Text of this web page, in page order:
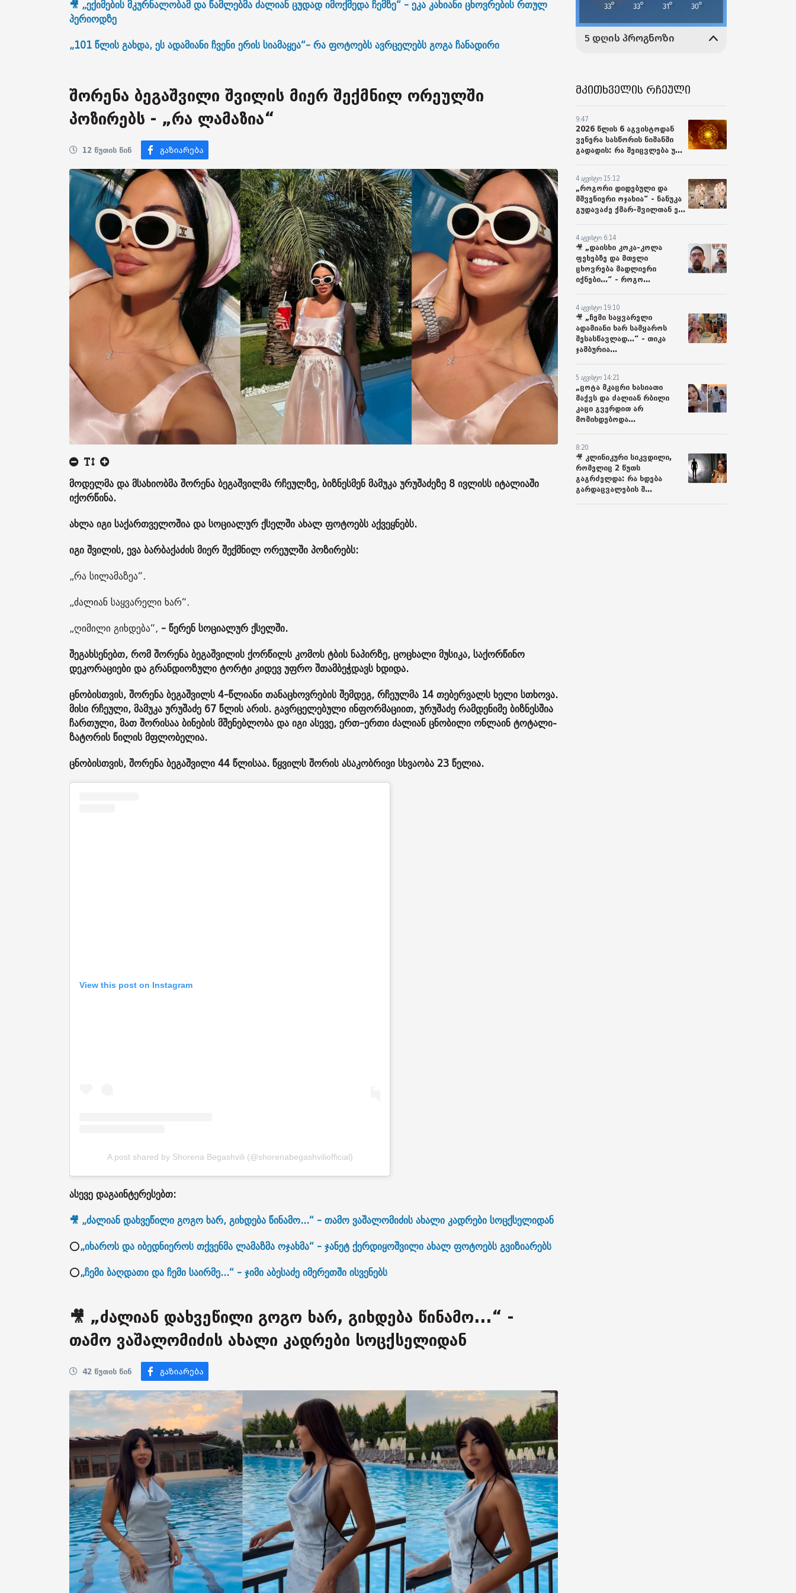
🎥 „ექიმების მკურნალობამ და წამლებმა ძალიან ცუდად იმოქმედა ჩემზე“ - ეკა კახიანი ცხოვრების რთულ
პერიოდზე
„101 წლის გახდა, ეს ადამიანი ჩვენი ერის სიამაყეა“- რა ფოტოებს ავრცელებს გოგა ჩანადირი
შორენა ბეგაშვილი შვილის მიერ შექმნილ ორეულში
პოზირებს - „რა ლამაზია“
12 წუთის წინ
მოდელმა და მსახიობმა შორენა ბეგაშვილმა რჩეულზე, ბიზნესმენ მამუკა ურუშაძეზე 8 ივლისს იტალიაში
იქორწინა.
ახლა იგი საქართველოშია და სოციალურ ქსელში ახალ ფოტოებს აქვეყნებს.
იგი შვილის, ევა ბარბაქაძის მიერ შექმნილ ორეულში პოზირებს:
„რა სილამაზეა“.
„ძალიან საყვარელი ხარ“.
„ღიმილი გიხდება“, - წერენ სოციალურ ქსელში.
შეგახსენებთ, რომ შორენა ბეგაშვილის ქორწილს კომოს ტბის ნაპირზე, ცოცხალი მუსიკა, საქორწინო
დეკორაციები და გრანდიოზული ტორტი კიდევ უფრო შთამბეჭდავს ხდიდა.
ცნობისთვის, შორენა ბეგაშვილს 4-წლიანი თანაცხოვრების შემდეგ, რჩეულმა 14 თებერვალს ხელი სთხოვა.
მისი რჩეული, მამუკა ურუშაძე 67 წლის არის. გავრცელებული ინფორმაციით, ურუ­შა­ძე რამ­დე­ნი­მე ბიზ­ნეს­შია
ჩარ­თუ­ლი, მათ შო­რი­საა ბი­ნე­ბის მშე­ნებ­ლო­ბა და იგი ასე­ვე, ერთ-ერთი ძა­ლი­ან ცნო­ბი­ლი ონ­ლა­ინ ტო­ტა­ლი­
ზა­ტო­რის წი­ლის მფლო­ბე­ლია.
ცნობისთვის, შორენა ბეგაშვილი 44 წლისაა. წყვილს შორის ასაკობრივი სხვაობა 23 წელია.
View this post on Instagram
A post shared by Shorena Begashvili (@shorenabegashviliofficial)
ასევე დაგაინტერესებთ:
🎥 „ძალიან დახვეწილი გოგო ხარ, გიხდება წინამო...“ - თამო ვაშალომიძის ახალი კადრები სოცქსელიდან
⭕„იხაროს და იბედნიეროს თქვენმა ლამაზმა ოჯახმა“ - ჯანეტ ქერდიყოშვილი ახალ ფოტოებს გვიზიარებს
⭕„ჩემი ბაღდათი და ჩემი საირმე...“ - ჯიმი აბესაძე იმერეთში ისვენებს
🎥 „ძალიან დახვეწილი გოგო ხარ, გიხდება წინამო...“ -
თამო ვაშალომიძის ახალი კადრები სოცქსელიდან
42 წუთის წინ
მკითხველის რჩეული
9:47
2026 წლის 6 აგვისტოდან
ვენერა სასწორის ნიშანში
გადადის: რა შეიცვლება უ...
4 აგვისტო 15:12
„როგორი დიდებული და
მშვენიერი ოჯახია“ - ნანუკა
გუდავაძე ქმარ-შვილთან ე...
4 აგვისტო 6:14
🎥 „დაისხი კოკა-კოლა
ფეხებზე და მთელი
ცხოვრება მადლიერი
იქნები...“ - როგო...
4 აგვისტო 19:10
🎥 „ჩემი საყვარელი
ადამიანი ხარ სამყაროს
შესასწავლად...“ - თიკა
ჯამბურია...
5 აგვისტო 14:21
„ცოტა მკაცრი ხასიათი
მაქვს და ძალიან რბილი
კაცი გვერდით არ
მომიხდებოდა...
8:20
🎥 კლინიკური სიკვდილი,
რომელიც 2 წუთს
გაგრძელდა: რა ხდება
გარდაცვალების შ...